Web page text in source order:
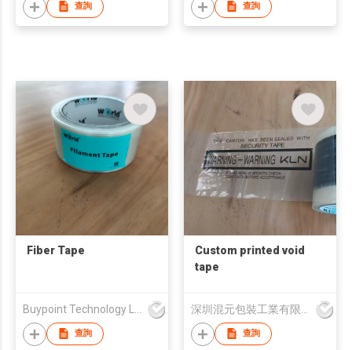
查詢 查詢
Fiber Tape
查詢
Custom printed void
tape
查詢